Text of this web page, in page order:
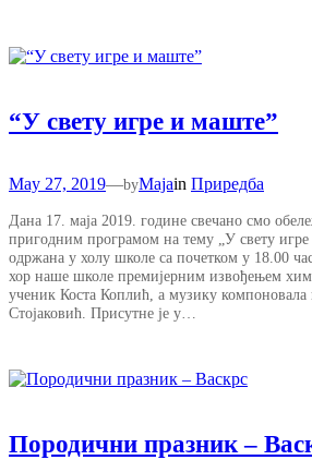
“У свету игре и маште”
May 27, 2019—byMajain Приредба
Дана 17. маја 2019. године свечано смо
пригодним програмом на тему „У свету
одржана у холу школе са почетком у 18.00
хор наше школе премијерним извођењем
ученик Коста Коплић, а музику компоновала
Стојаковић. Присутне је у…
Породични празник –